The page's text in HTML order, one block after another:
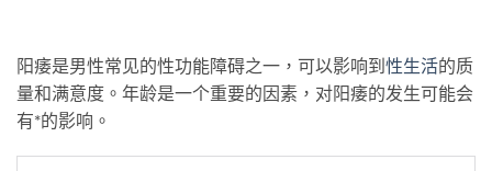
阳痿是男性常见的性功能障碍之一，可以影响到性生活的质
量和满意度。年龄是一个重要的因素，对阳痿的发生可能会
有*的影响。